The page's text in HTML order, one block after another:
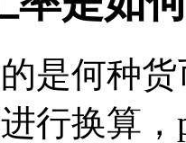
是何种
行换算